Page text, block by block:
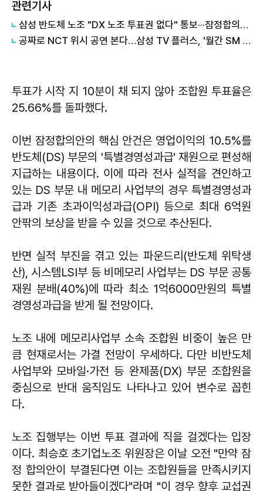
관련기사
삼성 반도체 노조 "DX 노조 투표권 없다" 통보···잠정합의안 표결 앞두고 내홍
공짜로 NCT 위시 공연 본다…삼성 TV 플러스, '월간 SM 콘서트'로 FAST 영토 확장
투표가 시작 지 10분이 채 되지 않아 조합원 투표율은
25.66%를 돌파했다.
이번 잠정합의안의 핵심 안건은 영업이익의 10.5%를
반도체(DS) 부문의 '특별경영성과급' 재원으로 편성해
지급하는 내용이다. 이에 따라 전사 실적을 견인하고
있는 DS 부문 내 메모리 사업부의 경우 특별경영성과
급과 기존 초과이익성과급(OPI) 등으로 최대 6억원
안팎의 보상을 받을 수 있을 것으로 추산된다.
반면 실적 부진을 겪고 있는 파운드리(반도체 위탁생
산), 시스템LSI부 등 비메모리 사업부는 DS 부문 공통
재원 분배(40%)에 따라 최소 1억6000만원의 특별
경영성과급을 받게 될 전망이다.
노조 내에 메모리사업부 소속 조합원 비중이 높은 만
큼 현재로서는 가결 전망이 우세하다. 다만 비반도체
사업부와 모바일·가전 등 완제품(DX) 부문 조합원을
중심으로 반대 움직임도 나타나고 있어 변수로 꼽힌
다.
노조 집행부는 이번 투표 결과에 직을 걸겠다는 입장
이다. 최승호 초기업노조 위원장은 이날 오전 "만약 잠
정 합의안이 부결된다면 이는 조합원들을 만족시키지
못한 결과로 받아들이겠다"라며 "이 경우 향후 교섭권